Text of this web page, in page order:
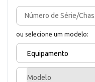
ou selecione um modelo:
Equipamento
Modelo